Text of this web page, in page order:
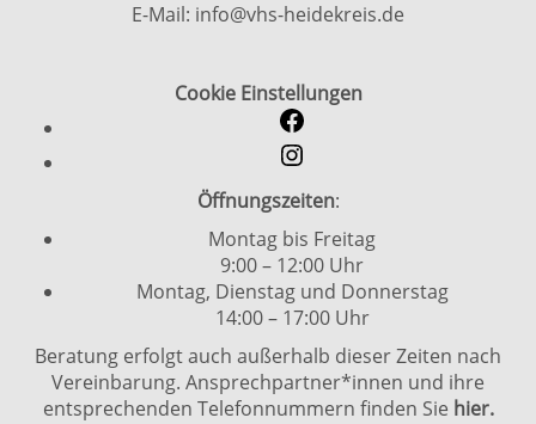
E-Mail: info@vhs-heidekreis.de
Cookie Einstellungen
Öffnungszeiten:
Montag bis Freitag
9:00 – 12:00 Uhr
Montag, Dienstag und Donnerstag
14:00 – 17:00 Uhr
Beratung erfolgt auch außerhalb dieser Zeiten nach
Vereinbarung. Ansprechpartner*innen und ihre
entsprechenden Telefonnummern finden Sie hier.